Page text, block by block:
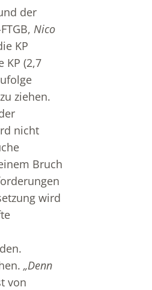
der
Nico
KP
KP (2,7
ziehen.
nicht
Bruch
wird
„Denn
von